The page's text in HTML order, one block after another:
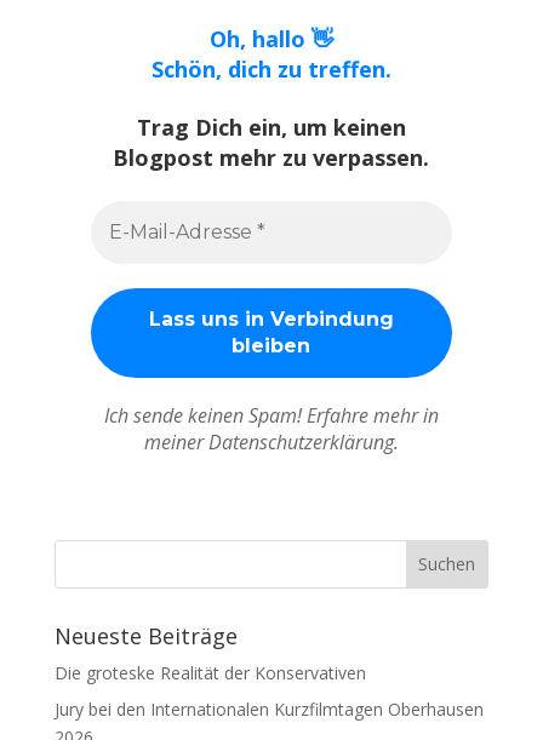
Oh, hallo 👋
Schön, dich zu treffen.
Trag Dich ein, um keinen
Blogpost mehr zu verpassen.
Ich sende keinen Spam! Erfahre mehr in
meiner Datenschutzerklärung.
Neueste Beiträge
Die groteske Realität der Konservativen
Jury bei den Internationalen Kurzfilmtagen Oberhausen